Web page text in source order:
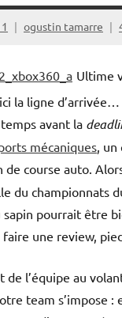
ogustin tamarre
Ultime
la ligne
avant la
mécaniques ,
course auto.
du championnats
sapin pourrait être
faire une review,
de l’équipe au
team s’impose :